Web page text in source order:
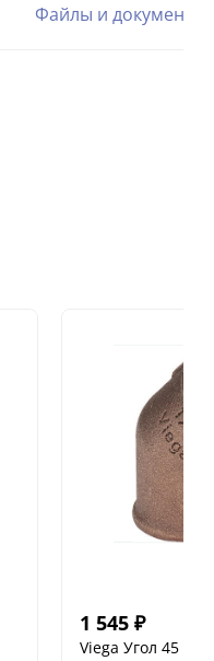
Файлы и документы
1 545 ₽
Viega Угол 45 ВВ